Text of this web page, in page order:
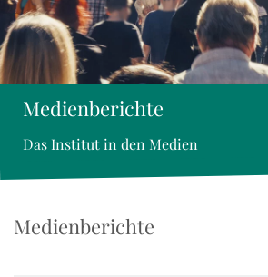
Medienberichte
Das Institut in den Medien
Medienberichte